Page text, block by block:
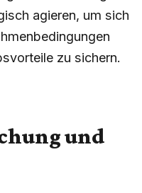
agieren, um sich
zu sichern.
und